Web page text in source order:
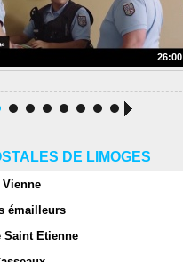
26:00
DE LIMOGES
Vienne
émailleurs
Saint Etienne